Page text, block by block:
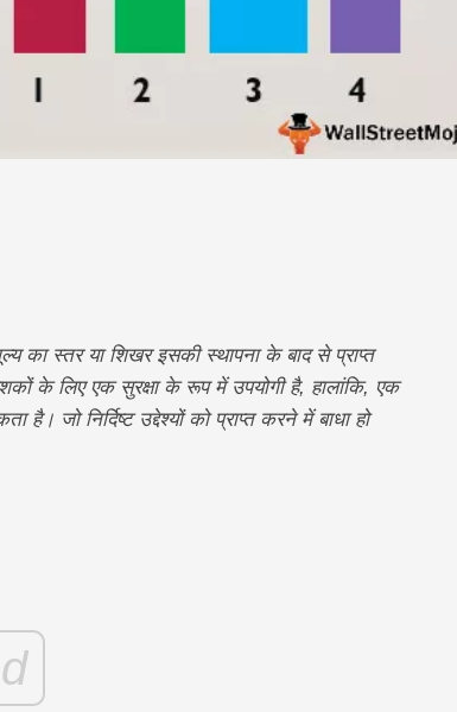
का स्तर या शिखर इसकी स्थापना के बाद से प्राप्त
के लिए एक सुरक्षा के रूप में उपयोगी है, हालांकि, एक
है। जो निर्दिष्ट उद्देश्यों को प्राप्त करने में बाधा हो